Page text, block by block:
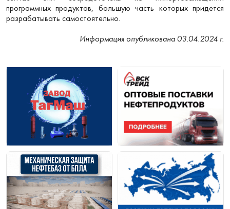
программных продуктов, большую часть которых придется
разрабатывать самостоятельно.
Информация опубликована 03.04.2024 г.